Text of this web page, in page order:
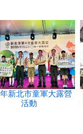
新北市童軍大露營
活動